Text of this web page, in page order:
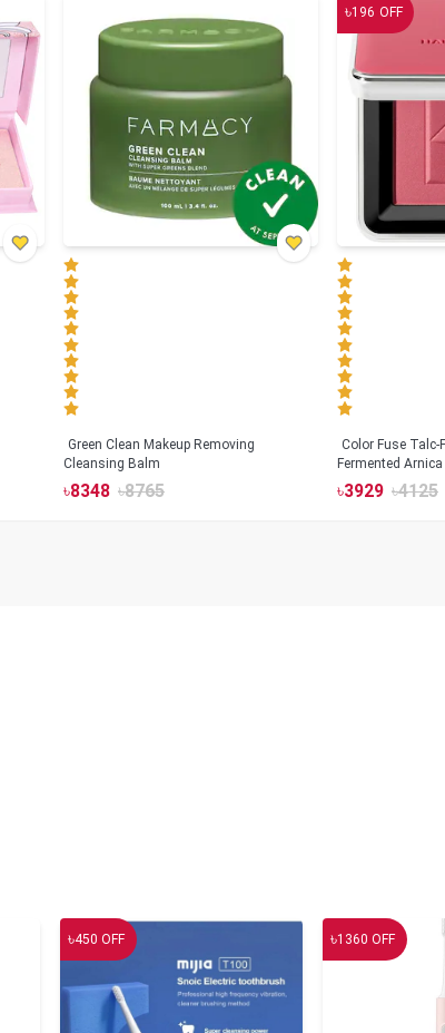
Green Clean Makeup Removing
Cleansing Balm
৳8348 ৳8765
৳196 OFF
Color Fuse Talc-
Fermented Arnica
৳3929 ৳4125
৳450 OFF ৳1360 OFF